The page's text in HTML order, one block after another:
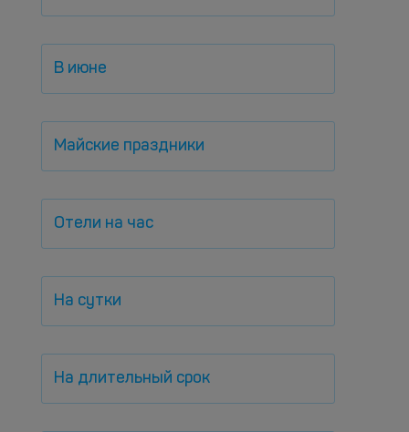
В июне
Майские праздники
Отели на час
На сутки
На длительный срок